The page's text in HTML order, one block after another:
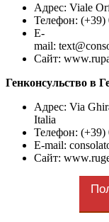
Адрес: Viale
Телефон: (+39)
E-
mail:
Сайт:
Генконсульство в
Адрес: Via
Italia
Телефон: (+39)
E-mail:
Сайт: